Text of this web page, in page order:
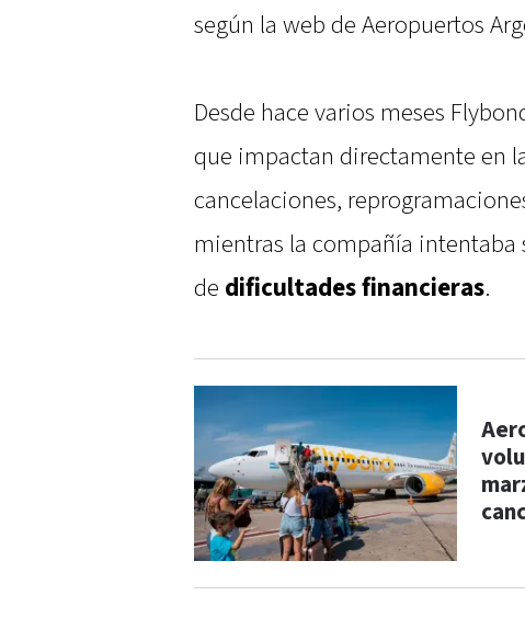
según la web de Aeropuertos
Desde hace varios meses
que impactan directamente en
cancelaciones,
mientras la compañía
de dificultades financieras.